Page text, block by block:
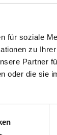
für soziale
zu
Partner
oder die sie
von
wir